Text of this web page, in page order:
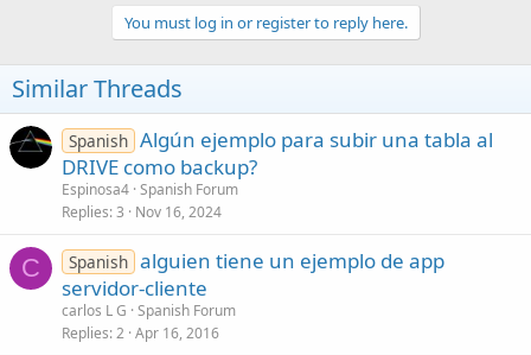
You must log in or register to reply here.
Similar Threads
Spanish Algún ejemplo para subir una tabla al
DRIVE como backup?
Espinosa4 Spanish Forum
Replies 3 Nov 16, 2024
C Spanish alguien tiene un ejemplo de app
servidor-cliente
carlos L G Spanish Forum
Replies 2 Apr 16, 2016